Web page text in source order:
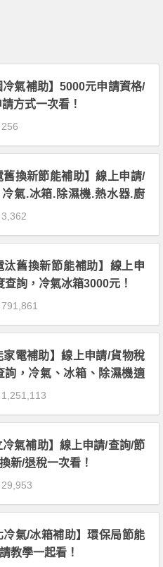
冷氣補助】5000元申請資格/
方式一次看！
256
舊換新節能補助】線上申請/
氣.冰箱.除濕機.熱水器.廚
3,362
汰舊換新節能補助】線上申
查詢，冷氣冰箱3000元！
791,861
家電補助】線上申請/貨物稅
詢，冷氣、冰箱、除濕機適
1,251,113
冷氣補助】線上申請/查詢/節
新/退稅一次看！
29,953
冷氣/冰箱補助】環保局節能
教學一起看！